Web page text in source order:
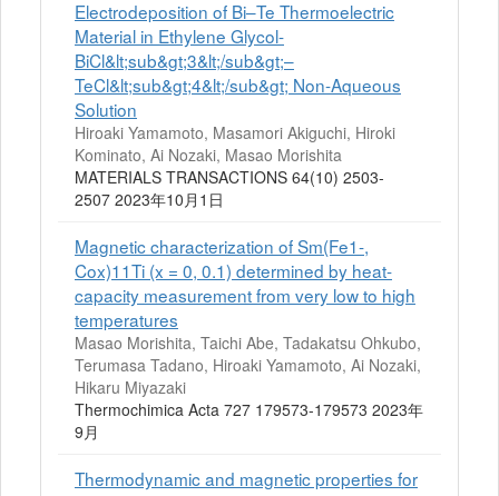
Electrodeposition of Bi–Te Thermoelectric
Material in Ethylene Glycol-
BiCl&lt;sub&gt;3&lt;/sub&gt;–
TeCl&lt;sub&gt;4&lt;/sub&gt; Non-Aqueous
Solution
Hiroaki Yamamoto, Masamori Akiguchi, Hiroki
Kominato, Ai Nozaki, Masao Morishita
MATERIALS TRANSACTIONS 64(10) 2503-
2507 2023年10月1日
Magnetic characterization of Sm(Fe1-,
Cox)11Ti (x = 0, 0.1) determined by heat-
capacity measurement from very low to high
temperatures
Masao Morishita, Taichi Abe, Tadakatsu Ohkubo,
Terumasa Tadano, Hiroaki Yamamoto, Ai Nozaki,
Hikaru Miyazaki
Thermochimica Acta 727 179573-179573 2023年
9月
Thermodynamic and magnetic properties for